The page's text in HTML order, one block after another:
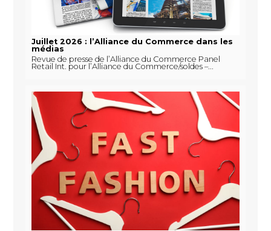
Juillet 2026 : l’Alliance du Commerce dans les
médias
Revue de presse de l’Alliance du Commerce Panel
Retail Int. pour l’Alliance du Commerce/soldes –...